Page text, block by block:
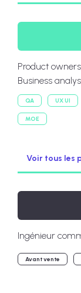
Product
Business
QA UX UI
MOE
Voir tous les
Ingénieur
Avant vente